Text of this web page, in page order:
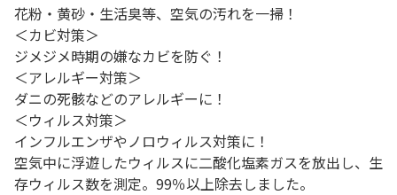
花粉・黄砂・生活臭等、空気の汚れを一掃！
＜カビ対策＞
ジメジメ時期の嫌なカビを防ぐ！
＜アレルギー対策＞
ダニの死骸などのアレルギーに！
＜ウィルス対策＞
インフルエンザやノロウィルス対策に！
空気中に浮遊したウィルスに二酸化塩素ガスを放出し、生
存ウィルス数を測定。99％以上除去しました。